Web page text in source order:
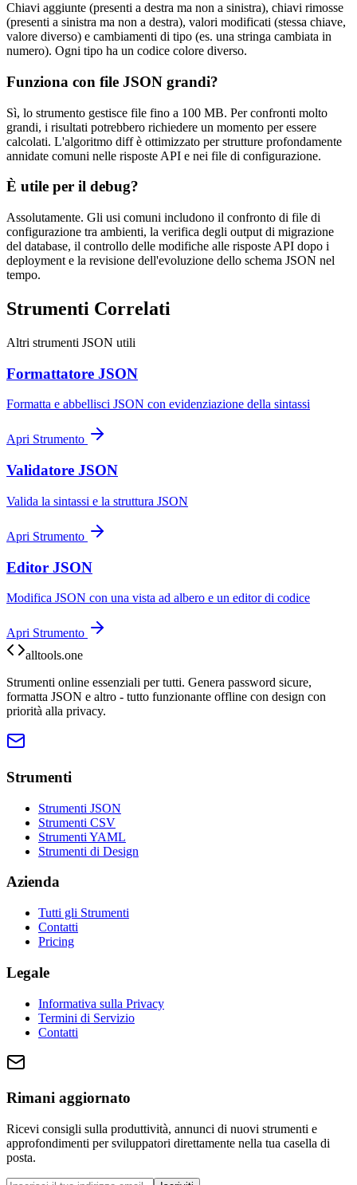
Chiavi aggiunte (presenti a destra ma non a sinistra), chiavi rimosse
(presenti a sinistra ma non a destra), valori modificati (stessa chiave,
valore diverso) e cambiamenti di tipo (es. una stringa cambiata in
numero). Ogni tipo ha un codice colore diverso.
Funziona con file JSON grandi?
Sì, lo strumento gestisce file fino a 100 MB. Per confronti molto
grandi, i risultati potrebbero richiedere un momento per essere
calcolati. L'algoritmo diff è ottimizzato per strutture profondamente
annidate comuni nelle risposte API e nei file di configurazione.
È utile per il debug?
Assolutamente. Gli usi comuni includono il confronto di file di
configurazione tra ambienti, la verifica degli output di migrazione
del database, il controllo delle modifiche alle risposte API dopo i
deployment e la revisione dell'evoluzione dello schema JSON nel
tempo.
Strumenti Correlati
Altri strumenti JSON utili
Formattatore JSON
Formatta e abbellisci JSON con evidenziazione della sintassi
Apri Strumento
Validatore JSON
Valida la sintassi e la struttura JSON
Apri Strumento
Editor JSON
Modifica JSON con una vista ad albero e un editor di codice
Apri Strumento
alltools.one
Strumenti online essenziali per tutti. Genera password sicure,
formatta JSON e altro - tutto funzionante offline con design con
priorità alla privacy.
Strumenti
Strumenti JSON
Strumenti CSV
Strumenti YAML
Strumenti di Design
Azienda
Tutti gli Strumenti
Contatti
Pricing
Legale
Informativa sulla Privacy
Termini di Servizio
Contatti
Rimani aggiornato
Ricevi consigli sulla produttività, annunci di nuovi strumenti e
approfondimenti per sviluppatori direttamente nella tua casella di
posta.